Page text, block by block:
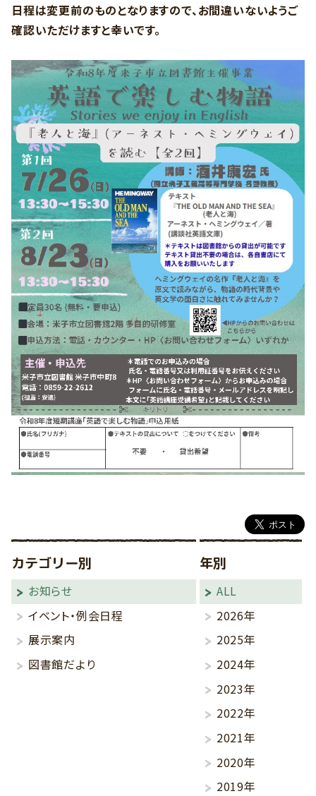
日程は変更前のものとなりますので、お間違いないようご
確認いただけますと幸いです。
カテゴリー別
お知らせ
イベント・例会日程
展示案内
図書館だより
年別
ALL
2026年
2025年
2024年
2023年
2022年
2021年
2020年
2019年